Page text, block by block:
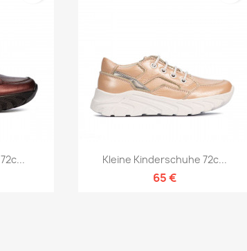
Vorschau
Kleine Kinderschuhe 72c...
65 €